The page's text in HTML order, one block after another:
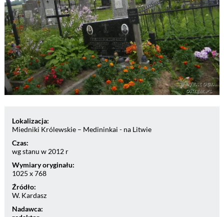
Lokalizacja:
Miedniki Królewskie – Medininkai - na Litwie
Czas:
wg stanu w 2012 r
Wymiary oryginału:
1025 x 768
Źródło:
W. Kardasz
Nadawca: